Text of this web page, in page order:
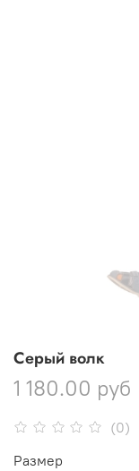
(0)
Серый волк
1 180.00 руб
Размер